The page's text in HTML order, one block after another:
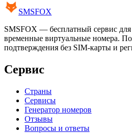
SMSFOX
SMSFOX — бесплатный сервис
временные виртуальные номера.
подтверждения без SIM-карты и
Сервис
Страны
Сервисы
Генератор номеров
Отзывы
Вопросы и ответы